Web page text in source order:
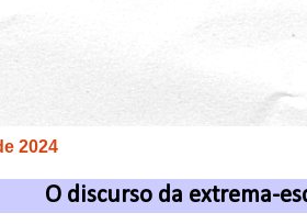
2024
O discurso da extrema-